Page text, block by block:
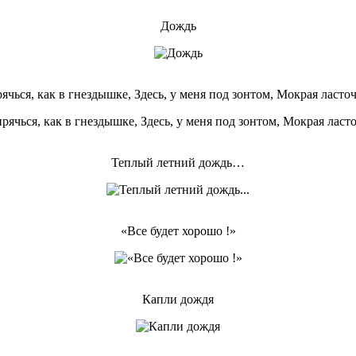
Дождь
как в гнездышке, Здесь, у меня под зонтом, Мокрая
Теплый летний дождь…
«Все будет хорошо !»
Капли дождя